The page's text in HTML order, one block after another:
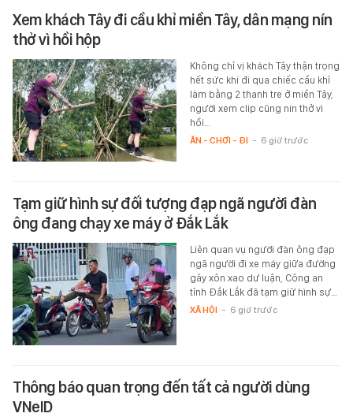
Xem khách Tây đi cầu khỉ miền Tây, dân mạng nín
thở vì hồi hộp
Không chỉ vị khách Tây thận trọng
hết sức khi đi qua chiếc cầu khỉ
làm bằng 2 thanh tre ở miền Tây,
người xem clip cũng nín thở vì
hồi…
ĂN - CHƠI - ĐI - 6 giờ trước
Tạm giữ hình sự đối tượng đạp ngã người đàn
ông đang chạy xe máy ở Đắk Lắk
Liên quan vụ người đàn ông đạp
ngã người đi xe máy giữa đường
gây xôn xao dư luận, Công an
tỉnh Đắk Lắk đã tạm giữ hình sự…
XÃ HỘI - 6 giờ trước
Thông báo quan trọng đến tất cả người dùng
VNeID